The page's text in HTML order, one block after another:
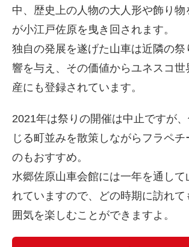
中、歴史上の人物の大人形や飾り物
が小江戸佐原を曳き回されます。
独自の発展を遂げた山車は近隣の祭
響を与え、その価値からユネスコ世
産にも登録されています。
2021年は祭りの開催は中止ですが
じる町並みを散策しながらフラペ
のもおすすめ。
水郷佐原山車会館には一年を通して
れていますので、どの時期に訪れて
囲気を楽しむことができますよ。